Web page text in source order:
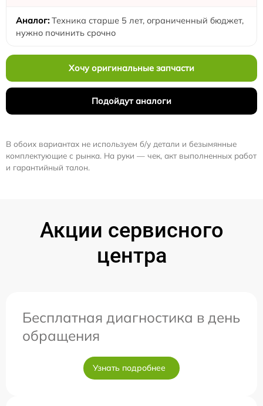
Техника старше 5 лет, ограниченный бюджет,
нужно починить срочно
Хочу оригинальные запчасти
Подойдут аналоги
В обоих вариантах не используем б/у детали и безымянные
комплектующие с рынка. На руки — чек, акт выполненных работ
и гарантийный талон.
Акции сервисного
центра
Бесплатная диагностика в день
обращения
Узнать подробнее